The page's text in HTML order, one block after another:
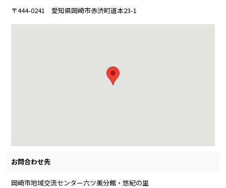
〒444-0241 愛知県岡崎市赤渋町道本23-1
お問合わせ先
岡崎市地域交流センター六ツ美分館・悠紀の里